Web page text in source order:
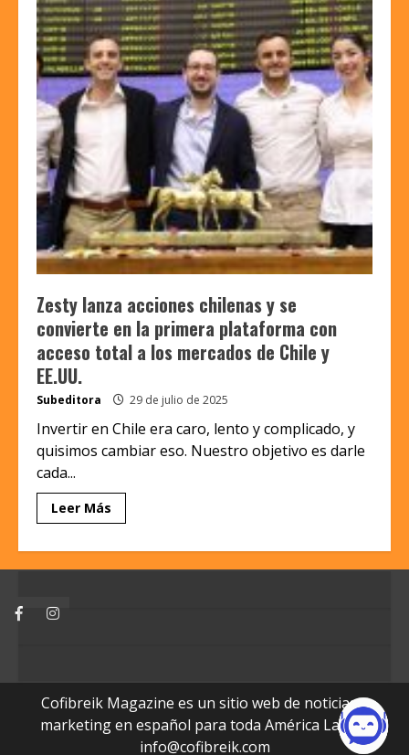
Zesty lanza acciones chilenas y se
convierte en la primera plataforma con
acceso total a los mercados de Chile y
EE.UU.
Subeditora 29 de julio de 2025
Invertir en Chile era caro, lento y complicado, y
quisimos cambiar eso. Nuestro objetivo es darle
cada...
Leer Más
FacebookInstagram
Cofibreik Magazine es un sitio web de noticias y
marketing en español para toda América Latina.
info@cofibreik.com